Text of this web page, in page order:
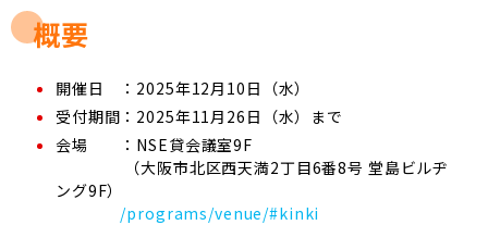
概要
開催日 ：2025年12月10日（水）
受付期間：2025年11月26日（水）まで
会場 ：NSE貸会議室9F
（大阪市北区西天満2丁目6番8号 堂島ビルヂ
ング9F）
/programs/venue/#kinki